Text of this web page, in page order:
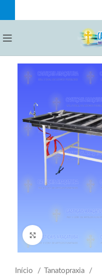
Click to enlarge
Início
Tanatopraxia